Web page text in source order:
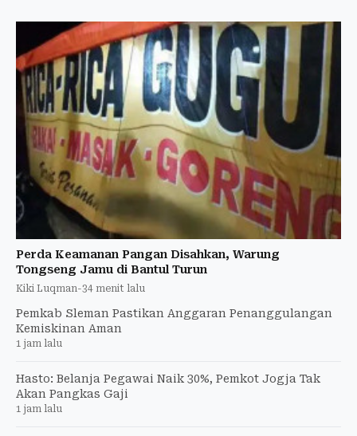
Perda Keamanan Pangan Disahkan, Warung
Tongseng Jamu di Bantul Turun
Kiki Luqman-34 menit lalu
Pemkab Sleman Pastikan Anggaran Penanggulangan
Kemiskinan Aman
1 jam lalu
Hasto: Belanja Pegawai Naik 30%, Pemkot Jogja Tak
Akan Pangkas Gaji
1 jam lalu